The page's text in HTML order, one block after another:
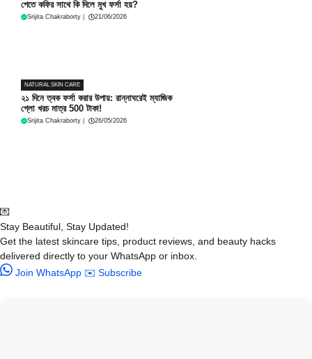
পেতে কফির সাথে কি দিলে মুখ ফর্সা হয়?
Srijita Chakraborty 21/06/2026
NATURAL SKIN CARE
২১ দিনে ত্বক ফর্সা করার উপায়: রান্নাঘরেই ম্যাজিক
গ্লো খরচ মাত্র 500 টাকা!
Srijita Chakraborty 26/05/2026
💌
Stay Beautiful, Stay Updated!
Get the latest skincare tips, product reviews, and beauty hacks
delivered directly to your WhatsApp or inbox.
Join WhatsApp ✉️ Subscribe